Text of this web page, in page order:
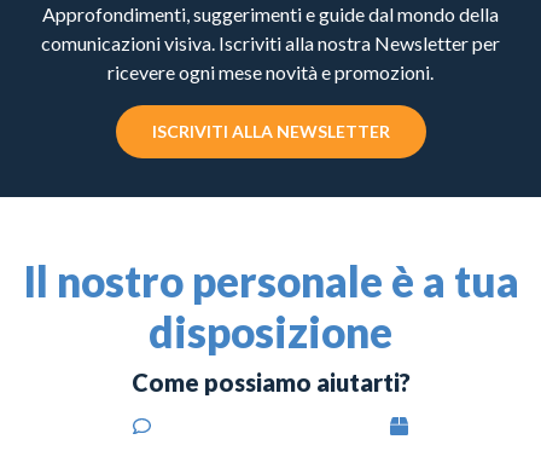
Approfondimenti, suggerimenti e guide dal mondo della
comunicazioni visiva. Iscriviti alla nostra Newsletter per
ricevere ogni mese novità e promozioni.
ISCRIVITI ALLA NEWSLETTER
Il nostro personale è a tua
disposizione
Come possiamo aiutarti?